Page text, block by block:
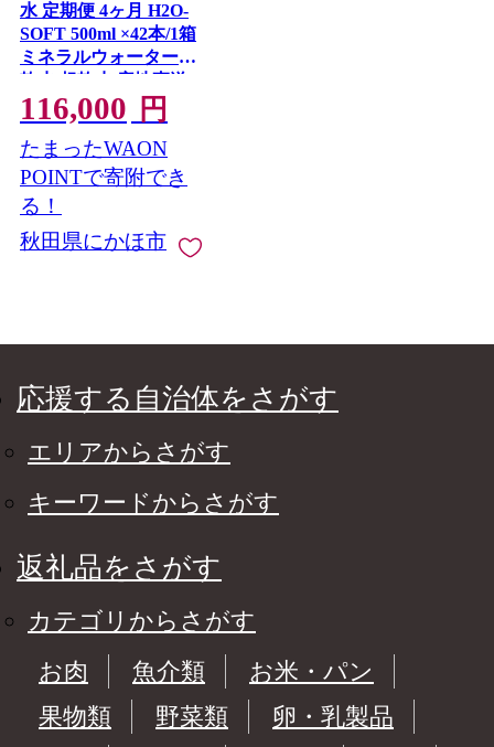
水 定期便 4ヶ月 H2O-
SOFT 500ml ×42本/1箱
ミネラルウォーター
軟水 超軟水 産地直送
健康 お水 天然水 ペッ
トボトル 飲料 湧水 災
害 防災 備蓄 備蓄水 ロ
ーリングストック 災
害対策 備蓄用 常温 常
温保存 箱 箱買い 500
鳥海山 秋田 定期 4回
116,000 円
たまったWAON
POINTで寄附でき
る！
秋田県にかほ市
応援する自治体をさがす
エリアからさがす
キーワードからさがす
返礼品をさがす
カテゴリからさがす
お肉
魚介類
お米・パン
果物類
野菜類
卵・乳製品